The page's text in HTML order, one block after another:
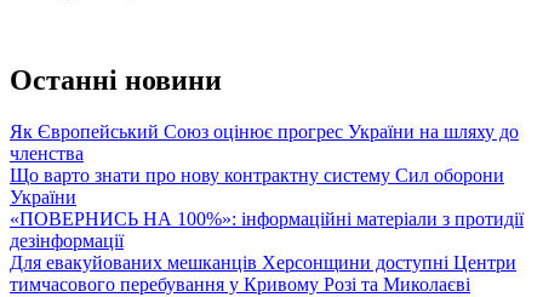
Останні новини
Як Європейський Союз оцінює прогрес України на шляху до
членства
Що варто знати про нову контрактну систему Сил оборони
України
«ПОВЕРНИСЬ НА 100%»: інформаційні матеріали з протидії
дезінформації
Для евакуйованих мешканців Херсонщини доступні Центри
тимчасового перебування у Кривому Розі та Миколаєві